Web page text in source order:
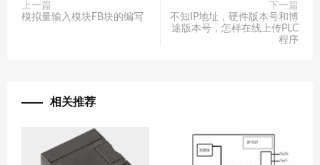
上一篇
模拟量输入模块FB块的编写
下一篇
不知IP地址，硬件版本号和博
途版本号，怎样在线上传PLC
程序
相关推荐